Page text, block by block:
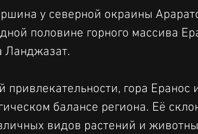
у северной окраины
половине горного массива
Ланджазат.
гора Еранос
балансе региона. Её
видов растений и